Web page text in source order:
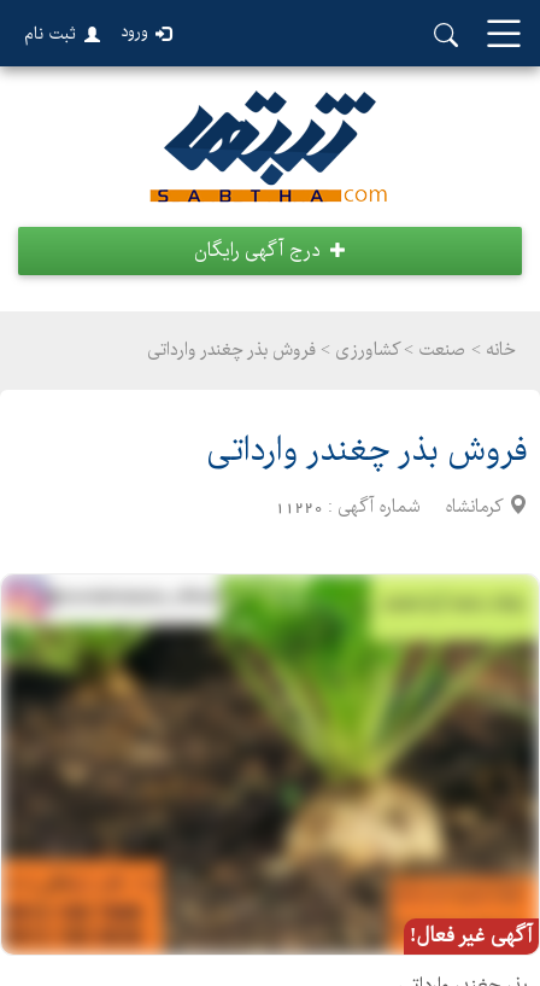
ورود ثبت نام
درج آگهی رایگان
خانه > صنعت >کشاورزی > فروش بذر چغندر وارداتی
فروش بذر چغندر وارداتی
کرمانشاه شماره آگهی : 11220
آگهی غیر فعال!